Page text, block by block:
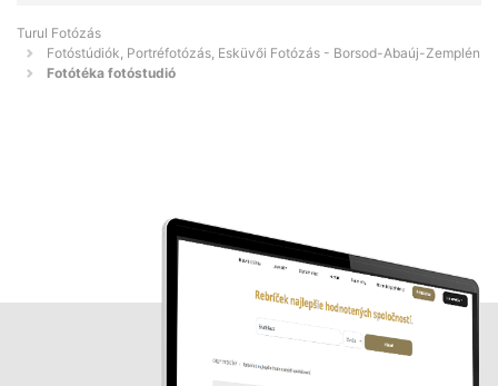
Turul Fotózás
Fotóstúdiók, Portréfotózás, Esküvői Fotózás - Borsod-Abaúj-Zemplén
Fotótéka fotóstudió